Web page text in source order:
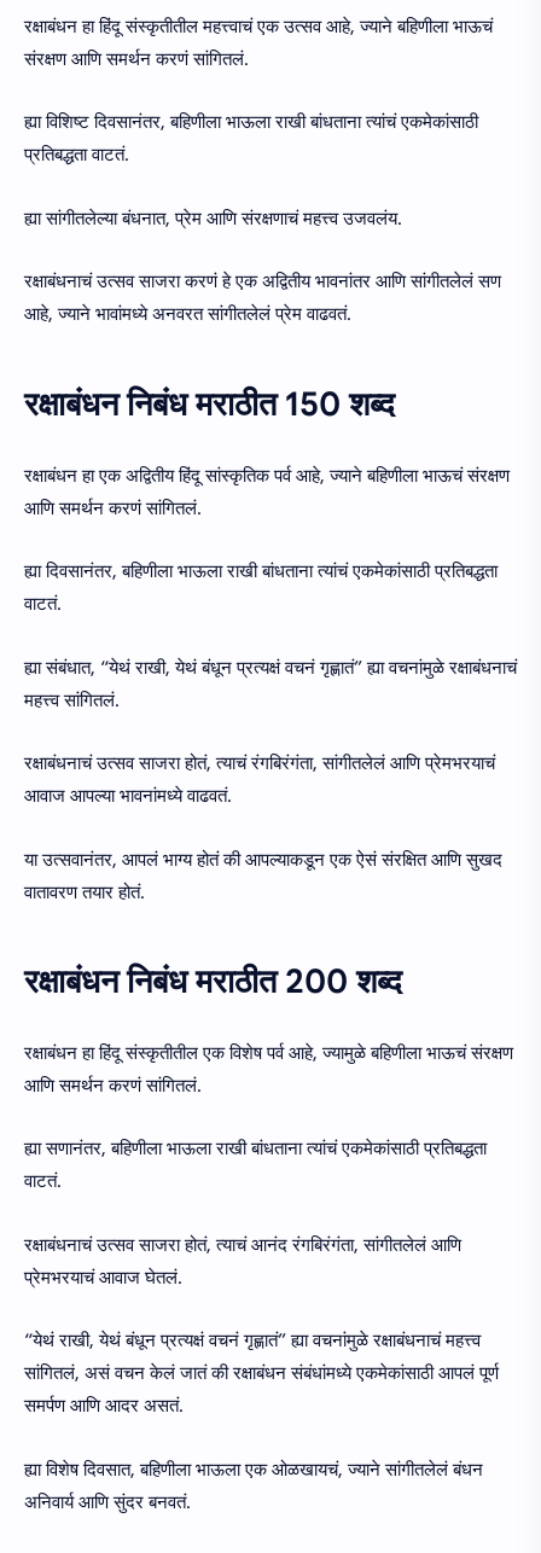
रक्षाबंधन हा हिंदू संस्कृतीतील महत्त्वाचं एक उत्सव आहे, ज्याने बहिणीला भाऊचं
संरक्षण आणि समर्थन करणं सांगितलं.
ह्या विशिष्ट दिवसानंतर, बहिणीला भाऊला राखी बांधताना त्यांचं एकमेकांसाठी
प्रतिबद्धता वाटतं.
ह्या सांगीतलेल्या बंधनात, प्रेम आणि संरक्षणाचं महत्त्व उजवलंय.
रक्षाबंधनाचं उत्सव साजरा करणं हे एक अद्वितीय भावनांतर आणि सांगीतलेलं सण
आहे, ज्याने भावांमध्ये अनवरत सांगीतलेलं प्रेम वाढवतं.
रक्षाबंधन निबंध मराठीत 150 शब्द
रक्षाबंधन हा एक अद्वितीय हिंदू सांस्कृतिक पर्व आहे, ज्याने बहिणीला भाऊचं संरक्षण
आणि समर्थन करणं सांगितलं.
ह्या दिवसानंतर, बहिणीला भाऊला राखी बांधताना त्यांचं एकमेकांसाठी प्रतिबद्धता
वाटतं.
ह्या संबंधात, “येथं राखी, येथं बंधून प्रत्यक्षं वचनं गृह्णातं” ह्या वचनांमुळे रक्षाबंधनाचं
महत्त्व सांगितलं.
रक्षाबंधनाचं उत्सव साजरा होतं, त्याचं रंगबिरंगंता, सांगीतलेलं आणि प्रेमभरयाचं
आवाज आपल्या भावनांमध्ये वाढवतं.
या उत्सवानंतर, आपलं भाग्य होतं की आपल्याकडून एक ऐसं संरक्षित आणि सुखद
वातावरण तयार होतं.
रक्षाबंधन निबंध मराठीत 200 शब्द
रक्षाबंधन हा हिंदू संस्कृतीतील एक विशेष पर्व आहे, ज्यामुळे बहिणीला भाऊचं संरक्षण
आणि समर्थन करणं सांगितलं.
ह्या सणानंतर, बहिणीला भाऊला राखी बांधताना त्यांचं एकमेकांसाठी प्रतिबद्धता
वाटतं.
रक्षाबंधनाचं उत्सव साजरा होतं, त्याचं आनंद रंगबिरंगंता, सांगीतलेलं आणि
प्रेमभरयाचं आवाज घेतलं.
“येथं राखी, येथं बंधून प्रत्यक्षं वचनं गृह्णातं” ह्या वचनांमुळे रक्षाबंधनाचं महत्त्व
सांगितलं, असं वचन केलं जातं की रक्षाबंधन संबंधांमध्ये एकमेकांसाठी आपलं पूर्ण
समर्पण आणि आदर असतं.
ह्या विशेष दिवसात, बहिणीला भाऊला एक ओळखायचं, ज्याने सांगीतलेलं बंधन
अनिवार्य आणि सुंदर बनवतं.